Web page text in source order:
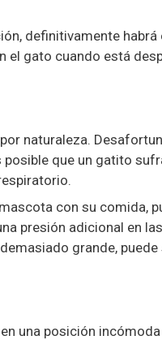
definitivamente
gato cuando está
naturaleza.
que un gatito
con su comida,
presión adicional en
grande,
una posición